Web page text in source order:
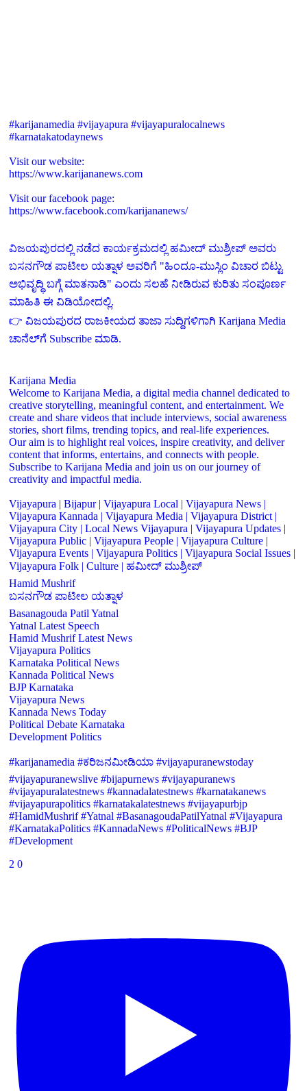
#karijanamedia #vijayapura #vijayapuralocalnews
#karnatakatodaynews
Visit our website:
https://www.karijananews.com
Visit our facebook page:
https://www.facebook.com/karijananews/
ವಿಜಯಪುರದಲ್ಲಿ ನಡೆದ ಕಾರ್ಯಕ್ರಮದಲ್ಲಿ ಹಮೀದ್ ಮುಶ್ರೀಪ್ ಅವರು
ಬಸನಗೌಡ ಪಾಟೀಲ ಯತ್ನಾಳ ಅವರಿಗೆ "ಹಿಂದೂ-ಮುಸ್ಲಿಂ ವಿಚಾರ ಬಿಟ್ಟು
ಅಭಿವೃದ್ಧಿ ಬಗ್ಗೆ ಮಾತನಾಡಿ" ಎಂದು ಸಲಹೆ ನೀಡಿರುವ ಕುರಿತು ಸಂಪೂರ್ಣ
ಮಾಹಿತಿ ಈ ವಿಡಿಯೋದಲ್ಲಿ.
👉 ವಿಜಯಪುರದ ರಾಜಕೀಯದ ತಾಜಾ ಸುದ್ದಿಗಳಿಗಾಗಿ Karijana Media
ಚಾನೆಲ್‌ಗೆ Subscribe ಮಾಡಿ.
Karijana Media
Welcome to Karijana Media, a digital media channel dedicated to
creative storytelling, meaningful content, and entertainment. We
create and share videos that include interviews, social awareness
stories, short films, trending topics, and real-life experiences.
Our aim is to highlight real voices, inspire creativity, and deliver
content that informs, entertains, and connects with people.
Subscribe to Karijana Media and join us on our journey of
creativity and impactful media.
Vijayapura | Bijapur | Vijayapura Local | Vijayapura News |
Vijayapura Kannada | Vijayapura Media | Vijayapura District |
Vijayapura City | Local News Vijayapura | Vijayapura Updates |
Vijayapura Public | Vijayapura People | Vijayapura Culture |
Vijayapura Events | Vijayapura Politics | Vijayapura Social Issues |
Vijayapura Folk | Culture | ಹಮೀದ್ ಮುಶ್ರೀಪ್
Hamid Mushrif
ಬಸನಗೌಡ ಪಾಟೀಲ ಯತ್ನಾಳ
Basanagouda Patil Yatnal
Yatnal Latest Speech
Hamid Mushrif Latest News
Vijayapura Politics
Karnataka Political News
Kannada Political News
BJP Karnataka
Vijayapura News
Kannada News Today
Political Debate Karnataka
Development Politics
#karijanamedia #ಕರಿಜನಮೀಡಿಯಾ #vijayapuranewstoday
#vijayapuranewslive #bijapurnews #vijayapuranews
#vijayapuralatestnews #kannadalatestnews #karnatakanews
#vijayapurapolitics #karnatakalatestnews #vijayapurbjp
#HamidMushrif #Yatnal #BasanagoudaPatilYatnal #Vijayapura
#KarnatakaPolitics #KannadaNews #PoliticalNews #BJP
#Development
2 0